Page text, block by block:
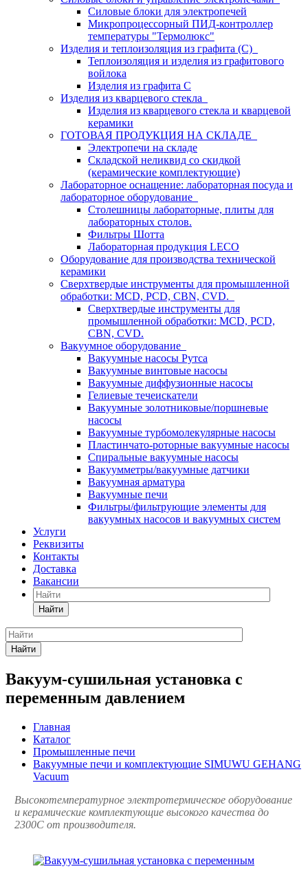
Силовые блоки для электропечей
Микропроцессорный ПИД-контроллер
температуры "Термолюкс"
Изделия и теплоизоляция из графита (С)
Теплоизоляция и изделия из графитового
войлока
Изделия из графита С
Изделия из кварцевого стекла
Изделия из кварцевого стекла и кварцевой
керамики
ГОТОВАЯ ПРОДУКЦИЯ НА СКЛАДЕ
Электропечи на складе
Складской неликвид со скидкой
(керамические комплектующие)
Лабораторное оснащение: лабораторная посуда и
лабораторное оборудование
Столешницы лабораторные, плиты для
лабораторных столов.
Фильтры Шотта
Лабораторная продукция LECO
Оборудование для производства технической
керамики
Сверхтвердые инструменты для промышленной
обработки: MCD, PCD, CBN, CVD.
Сверхтвердые инструменты для
промышленной обработки: MCD, PCD,
CBN, CVD.
Вакуумное оборудование
Вакуумные насосы Рутса
Вакуумные винтовые насосы
Вакуумные диффузионные насосы
Гелиевые течеискатели
Вакуумные золотниковые/поршневые
насосы
Вакуумные турбомолекулярные насосы
Пластинчато-роторные вакуумные насосы
Спиральные вакуумные насосы
Вакуумметры/вакуумные датчики
Вакуумная арматура
Вакуумные печи
Фильтры/фильтрующие элементы для
вакуумных насосов и вакуумных систем
Услуги
Реквизиты
Контакты
Доставка
Вакансии
Найти
Найти
Вакуум-сушильная установка с
переменным давлением
Главная
Каталог
Промышленные печи
Вакуумные печи и комплектующие SIMUWU GEHANG
Vacuum
Высокотемпературное электротермическое оборудование
и керамические комплектующие высокого качества до
2300С от производителя.